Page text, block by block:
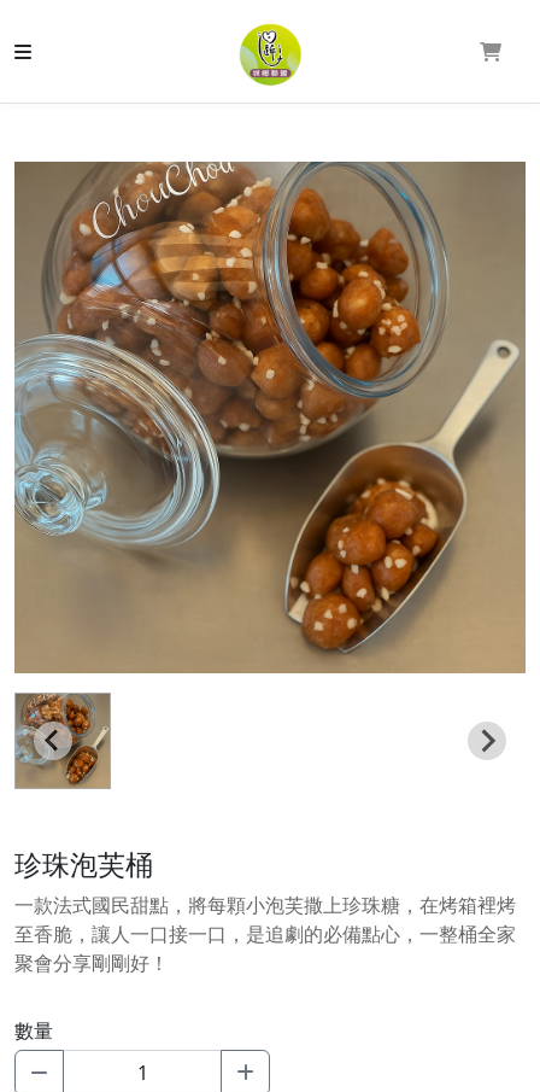
珍珠泡芙桶
一款法式國民甜點，將每顆小泡芙撒上珍珠糖，在烤箱裡烤
至香脆，讓人一口接一口，是追劇的必備點心，一整桶全家
聚會分享剛剛好！
數量